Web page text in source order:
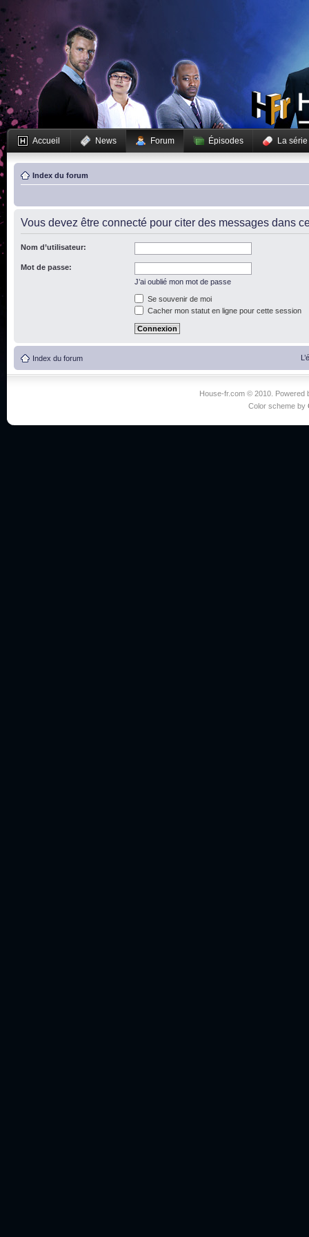
Accueil News Forum Épisodes La série
Index du forum
Vous devez être connecté pour citer des messages dans
Nom d’utilisateur:
Mot de passe:
J’ai oublié mon mot de passe
Se souvenir de moi
Cacher mon statut en ligne pour cette session
Index du forum
House-fr.com © 2010. Powered
Color scheme by